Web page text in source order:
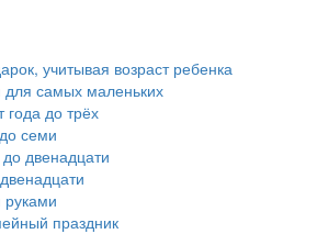
учитывая возраст ребенка
для самых маленьких
года до трёх
семи
двенадцати
праздник